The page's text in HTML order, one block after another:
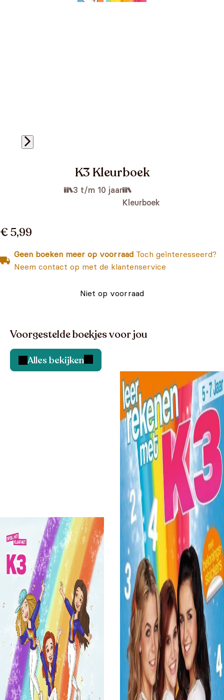
K3 Kleurboek
3 t/m 10 jaar
Kleurboek
€ 5,99
Geen boeken meer op voorraad Toch geïnteresseerd?
Neem contact op met de klantenservice
Niet op voorraad
Voorgestelde boekjes voor jou
Alles bekijken